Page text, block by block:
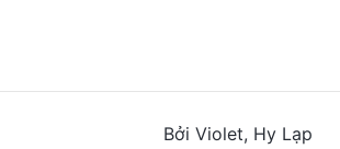
Bởi Violet, Hy Lạp